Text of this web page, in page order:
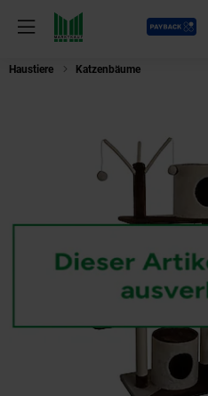
Menü
Payback
Haustiere Katzenbäume